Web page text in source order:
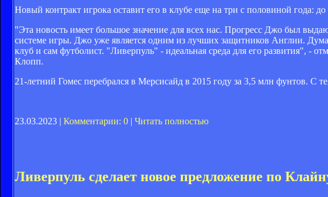
Новый контракт игрока оставит его в клубе еще на три с половиной года: до
"Эта новость имеет большое значение для всех нас. Прогресс Джо был
системе игры. Джо уже является одним из лучших защитников Англии.
клуб и сам футболист. "Ливерпуль" - идеальная среда для его развития", -
Клопп.
21-летний Гомес перебрался в Мерсисайд в 2015 году за 3,5 млн фунтов. С
23.03.2023 | Комментарии: 0 | Читать полностью
Ливерпуль сделает новое предложение по